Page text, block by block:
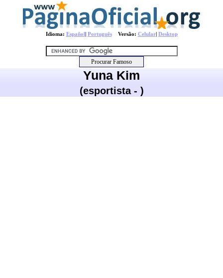
Idioma: Español| PortuguêsVersão: Celular| Desktop
Yuna Kim
(esportista - )